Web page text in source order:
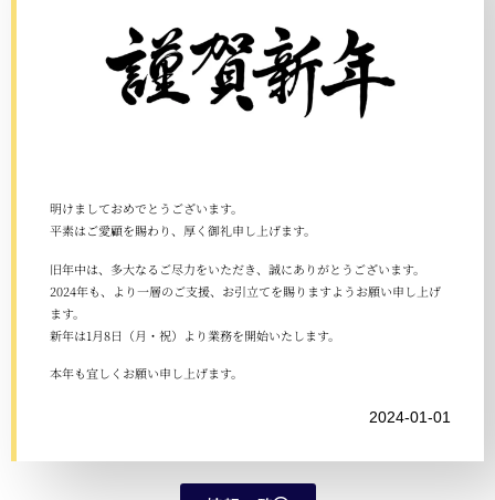
明けましておめでとうございます。
平素はご愛顧を賜わり、厚く御礼申し上げます。
旧年中は、多大なるご尽力をいただき、誠にありがとうございます。
2024年も、より一層のご支援、お引立てを賜りますようお願い申し上げ
ます。
新年は1月8日（月・祝）より業務を開始いたします。
本年も宜しくお願い申し上げます。
2024-01-01